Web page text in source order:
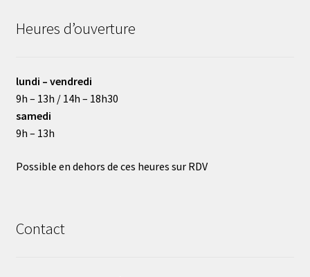
Heures d’ouverture
lundi – vendredi
9h – 13h / 14h – 18h30
samedi
9h – 13h
Possible en dehors de ces heures sur RDV
Contact